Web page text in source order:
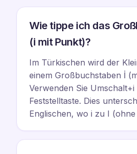
Wie tippe ich das
(i mit Punkt)?
Im Türkischen wird der
einem Großbuchstaben İ
Verwenden Sie Umschalt+i
Feststelltaste. Dies
Englischen, wo i zu I